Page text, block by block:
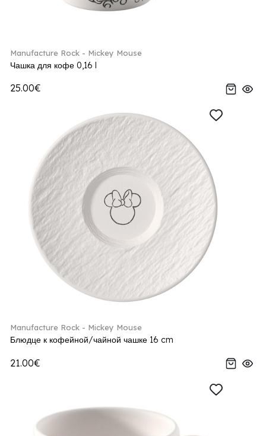
Manufacture Rock - Mickey Mouse
Чашка для кофе 0,16 l
25.00€
Manufacture Rock - Mickey Mouse
Блюдце к кофейной/чайной чашке 16 cm
21.00€